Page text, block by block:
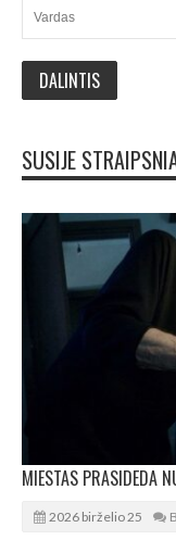
SUSIJE
2026 birželio 25